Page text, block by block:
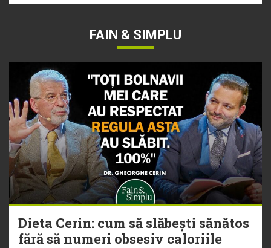
FAIN & SIMPLU
Dieta Cerin: cum să slăbești sănătos
fără să numeri obsesiv caloriile